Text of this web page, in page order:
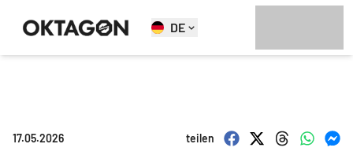
DE
17.05.2026 teilen